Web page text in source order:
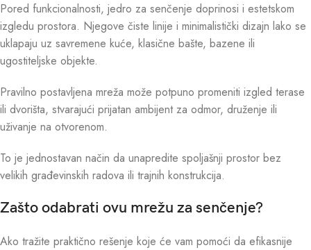
Pored funkcionalnosti, jedro za senčenje doprinosi i estetskom
izgledu prostora. Njegove čiste linije i minimalistički dizajn lako se
uklapaju uz savremene kuće, klasične bašte, bazene ili
ugostiteljske objekte.
Pravilno postavljena mreža može potpuno promeniti izgled terase
ili dvorišta, stvarajući prijatan ambijent za odmor, druženje ili
uživanje na otvorenom.
To je jednostavan način da unapredite spoljašnji prostor bez
velikih građevinskih radova ili trajnih konstrukcija.
Zašto odabrati ovu mrežu za senčenje?
Ako tražite praktično rešenje koje će vam pomoći da efikasnije